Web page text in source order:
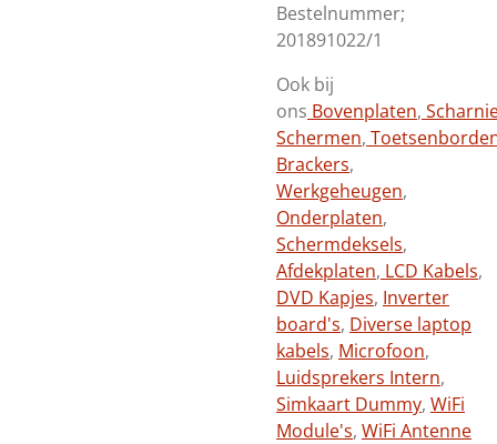
Bestelnummer;
201891022/1
Ook bij
ons Bovenplaten,
Schermen,
Brackers,
Werkgeheugen,
Onderplaten,
Schermdeksels,
Afdekplaten, LCD Kabels,
DVD Kapjes, Inverter
board's, Diverse laptop
kabels, Microfoon,
Luidsprekers Intern,
Simkaart Dummy, WiFi
Module's, WiFi Antenne